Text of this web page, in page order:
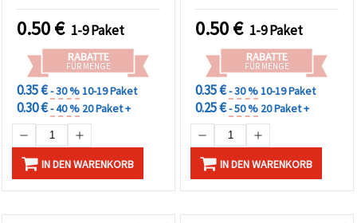
1,5 mm, Qualität A – 10
Stück
0.50€ 1-9 Paket
RABATTE
FÜR MENGE
0.35 €- 30 %10-19 Paket
0.30 €- 40 % 20 Paket +
IN DEN WARENKORB
0.50€ 1-9 Paket
RABATTE
FÜR MENGE
0.35 €- 30 %10-19 Paket
0.25 €- 50 % 20 Paket +
IN DEN WARENKORB